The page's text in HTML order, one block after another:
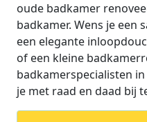
oude badkamer
badkamer. Wens je een
een elegante
of een kleine
badkamerspecialisten
je met raad en daad bij